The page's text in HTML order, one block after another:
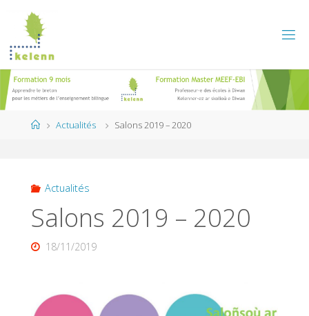
content
HomeActualités Salons 2019 – 2020
Actualités
Salons 2019 – 2020
18/11/2019